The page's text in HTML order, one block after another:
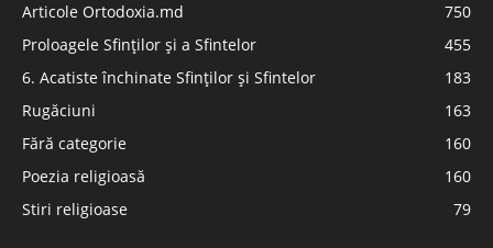
Articole Ortodoxia.md
750
Proloagele Sfinților și a Sfintelor
455
6. Acatiste închinate Sfinților și Sfintelor
183
Rugăciuni
163
Fără categorie
160
Poezia religioasă
160
Stiri religioase
79